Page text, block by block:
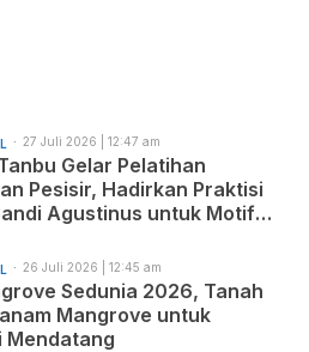
27 Juli 2026 | 12:47 am
Gelar Pelatihan
Pesisir, Hadirkan Praktisi
Agustinus untuk Motif
26 Juli 2026 | 12:45 am
Sedunia 2026, Tanah
Mangrove untuk
Mendatang